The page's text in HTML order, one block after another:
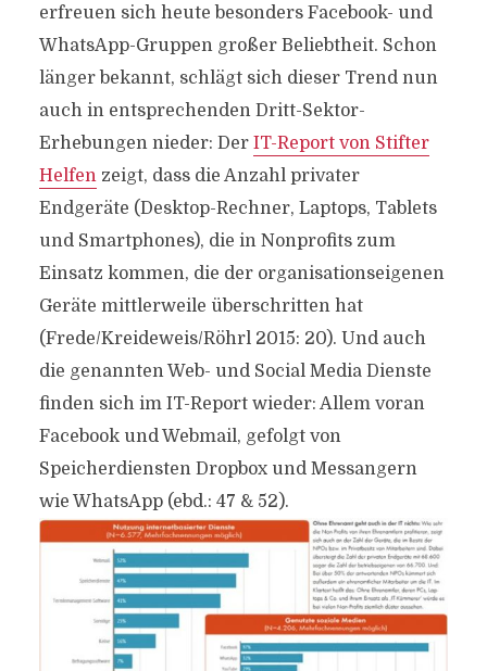
erfreuen sich heute besonders Facebook- und
WhatsApp-Gruppen großer Beliebtheit. Schon
länger bekannt, schlägt sich dieser Trend nun
auch in entsprechenden Dritt-Sektor-
Erhebungen nieder: Der IT-Report von Stifter
Helfenzeigt, dass die Anzahl privater
Endgeräte (Desktop-Rechner, Laptops, Tablets
und Smartphones), die in Nonprofits zum
Einsatz kommen, die der organisationseigenen
Geräte mittlerweile überschritten hat
(Frede/Kreideweis/Röhrl 2015: 20). Und auch
die genannten Web- und Social Media Dienste
finden sich im IT-Report wieder: Allem voran
Facebook und Webmail, gefolgt von
Speicherdiensten Dropbox und Messangern
wie WhatsApp (ebd.: 47 & 52).